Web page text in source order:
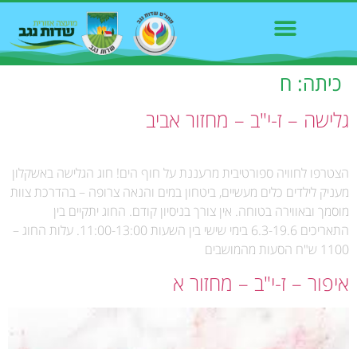
כיתה: ח
גלישה – ז-י"ב – מחזור אביב
הצטרפו לחוויה ספורטיבית מרעננת על חוף הים! חוג הגלישה באשקלון
מעניק לילדים כלים מעשיים, ביטחון במים והנאה צרופה – בהדרכת צוות
מוסמך ובאווירה בטוחה. אין צורך בניסיון קודם. החוג יתקיים בין
התאריכים 6.3-19.6 בימי שישי בין השעות 11:00-13:00. עלות החוג –
1100 ש"ח הסעות מהמושבים
איפור – ז-י"ב – מחזור א